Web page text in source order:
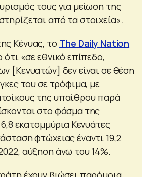
τους για μείωση της
από τα στοιχεία».
Κένυας, το The Daily Nation
ότι «σε εθνικό επίπεδο,
[Κενυατών] δεν είναι σε θέση
του σε τρόφιμα, με
της υπαίθρου παρά
στο φάσμα της
εκατομμύρια Κενυάτες
φτώχειας έναντι 19,2
αύξηση άνω του 14%.